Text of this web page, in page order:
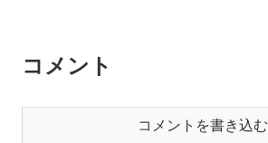
コメント
コメントを書き込む